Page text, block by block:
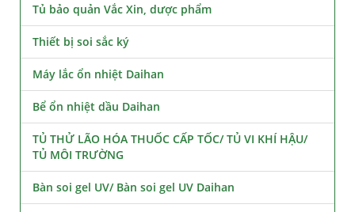
Tủ bảo quản Vắc Xin, dược phẩm
Thiết bị soi sắc ký
Máy lắc ổn nhiệt Daihan
Bể ổn nhiệt dầu Daihan
TỦ THỬ LÃO HÓA THUỐC CẤP TỐC/ TỦ VI KHÍ HẬU/
TỦ MÔI TRƯỜNG
Bàn soi gel UV/ Bàn soi gel UV Daihan